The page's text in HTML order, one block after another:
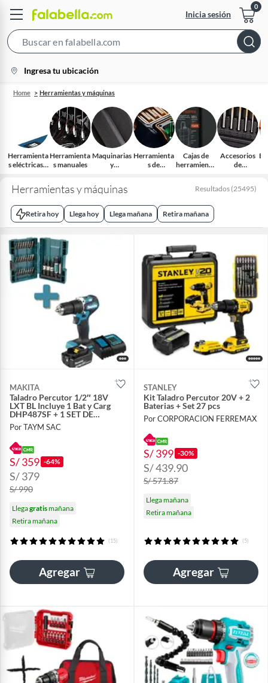
Inicia sesión
Bar
location-
icon
Ingresa tu ubicación
Home Herramientas y máquinas
Herramienta
s eléctricas e
Herramienta
s manuales
Maquinarias
y
Herramienta
s de
Cajas de
herramienta
es
Accesorios
de
Herramientas y máquinas Resultados (25495)
Retira hoy Llega hoy Llega mañana Retira mañana
MAKITA
Taladro Percutor 1/2″ 18V
LXT BL Incluye 1 Bat y Carg
DHP487SF + 1 SET DE
ACCESORIOS
Por TAYM SAC
S/ 359 -64%
S/ 379
S/ 990
Llegagratismañana
Retira mañana
(15)
Agregar
STANLEY
Kit Taladro Percutor 20V + 2
Baterias + Set 27 pcs
Por CORPORACION FERREMAX
S/ 399 -30%
S/ 439.90
S/ 571.87
Llega mañana
Retira mañana
(5)
Agregar